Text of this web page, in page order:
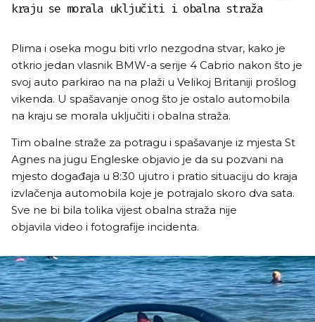
kraju se morala uključiti i obalna straža
Plima i oseka mogu biti vrlo nezgodna stvar, kako je
otkrio jedan vlasnik BMW-a serije 4 Cabrio nakon što je
svoj auto parkirao na na plaži u Velikoj Britaniji prošlog
vikenda. U spašavanje onog što je ostalo automobila
na kraju se morala uključiti i obalna straža.
Tim obalne straže za potragu i spašavanje iz mjesta St
Agnes na jugu Engleske objavio je da su pozvani na
mjesto događaja u 8:30 ujutro i pratio situaciju do kraja
izvlačenja automobila koje je potrajalo skoro dva sata.
Sve ne bi bila tolika vijest obalna straža nije
objavila video i fotografije incidenta.